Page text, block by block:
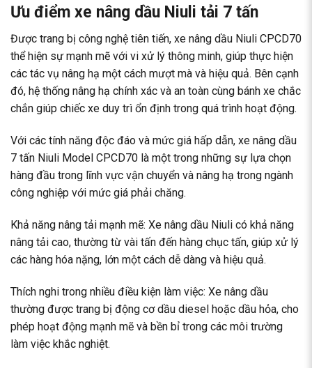
Ưu điểm xe nâng dầu Niuli tải 7 tấn
Được trang bị công nghệ tiên tiến, xe nâng dầu Niuli CPCD70
thể hiện sự mạnh mẽ với vi xử lý thông minh, giúp thực hiện
các tác vụ nâng hạ một cách mượt mà và hiệu quả. Bên cạnh
đó, hệ thống nâng hạ chính xác và an toàn cùng bánh xe chắc
chắn giúp chiếc xe duy trì ổn định trong quá trình hoạt động.
Với các tính năng độc đáo và mức giá hấp dẫn, xe nâng dầu
7 tấn Niuli Model CPCD70 là một trong những sự lựa chọn
hàng đầu trong lĩnh vực vận chuyển và nâng hạ trong ngành
công nghiệp với mức giá phải chăng.
Khả năng nâng tải mạnh mẽ: Xe nâng dầu Niuli có khả năng
nâng tải cao, thường từ vài tấn đến hàng chục tấn, giúp xử lý
các hàng hóa nặng, lớn một cách dễ dàng và hiệu quả.
Thích nghi trong nhiều điều kiện làm việc: Xe nâng dầu
thường được trang bị động cơ dầu diesel hoặc dầu hỏa, cho
phép hoạt động mạnh mẽ và bền bỉ trong các môi trường
làm việc khắc nghiệt.